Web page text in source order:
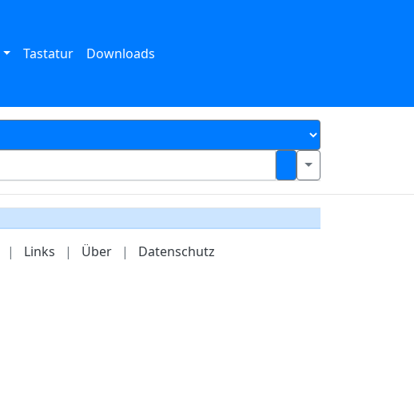
Tastatur Downloads
| Links | Über | Datenschutz